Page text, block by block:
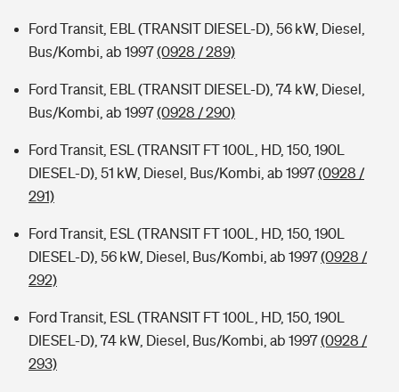
Kinderunfall-Check: Mehr Sicherheit für deine Kids
Typklassen: So ist Ihr Auto eingestuft
Sie haben Fragen?
Ford Transit, EBL (TRANSIT DIESEL-D), 56 kW, Diesel,
Bus/Kombi, ab 1997(0928 / 289)
Ford Transit, EBL (TRANSIT DIESEL-D), 74 kW, Diesel,
Bus/Kombi, ab 1997(0928 / 290)
Ford Transit, ESL (TRANSIT FT 100L, HD, 150, 190L
DIESEL-D), 51 kW, Diesel, Bus/Kombi, ab 1997(0928 /
291)
Ford Transit, ESL (TRANSIT FT 100L, HD, 150, 190L
DIESEL-D), 56 kW, Diesel, Bus/Kombi, ab 1997(0928 /
292)
Ford Transit, ESL (TRANSIT FT 100L, HD, 150, 190L
DIESEL-D), 74 kW, Diesel, Bus/Kombi, ab 1997(0928 /
293)